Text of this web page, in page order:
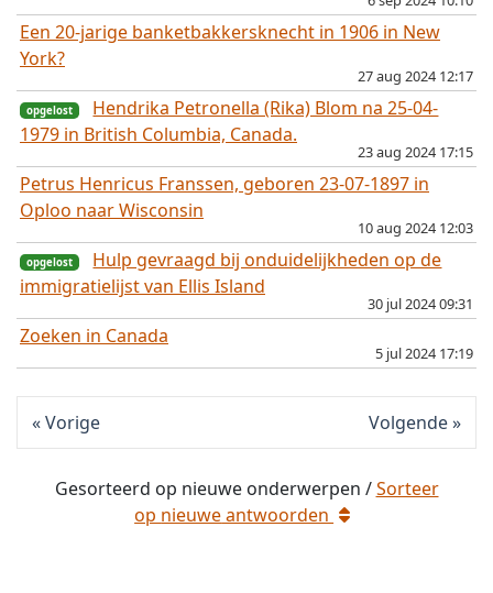
opgelost
opgelost
Een 20-jarige banketbakkersknecht in 1906 in New
York?
27 aug 2024 12:17
Hendrika Petronella (Rika) Blom na 25-04-
1979 in British Columbia, Canada.
23 aug 2024 17:15
Petrus Henricus Franssen, geboren 23-07-1897 in
Oploo naar Wisconsin
10 aug 2024 12:03
Hulp gevraagd bij onduidelijkheden op de
immigratielijst van Ellis Island
30 jul 2024 09:31
Zoeken in Canada
5 jul 2024 17:19
Vorige Volgende
Gesorteerd op nieuweonderwerpen /Sorteer
op nieuweantwoorden